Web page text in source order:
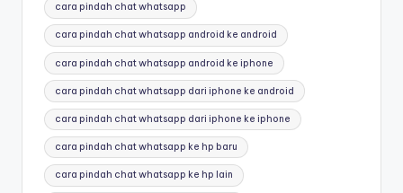
cara pindah chat whatsapp
cara pindah chat whatsapp android ke android
cara pindah chat whatsapp android ke iphone
cara pindah chat whatsapp dari iphone ke android
cara pindah chat whatsapp dari iphone ke iphone
cara pindah chat whatsapp ke hp baru
cara pindah chat whatsapp ke hp lain